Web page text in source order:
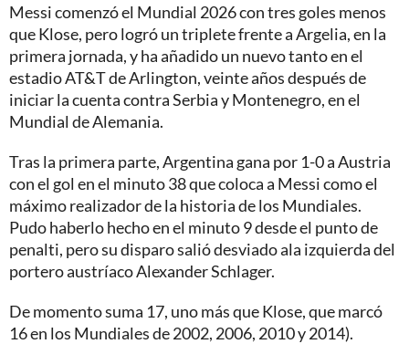
Messi comenzó el Mundial 2026 con tres goles menos
que Klose, pero logró un triplete frente a Argelia, en la
primera jornada, y ha añadido un nuevo tanto en el
estadio AT&T de Arlington, veinte años después de
iniciar la cuenta contra Serbia y Montenegro, en el
Mundial de Alemania.
Tras la primera parte, Argentina gana por 1-0 a Austria
con el gol en el minuto 38 que coloca a Messi como el
máximo realizador de la historia de los Mundiales.
Pudo haberlo hecho en el minuto 9 desde el punto de
penalti, pero su disparo salió desviado ala izquierda del
portero austríaco Alexander Schlager.
De momento suma 17, uno más que Klose, que marcó
16 en los Mundiales de 2002, 2006, 2010 y 2014).